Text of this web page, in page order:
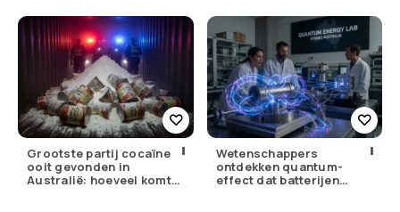
Grootste partij cocaïne
ooit gevonden in
Australië: hoeveel komt
Wetenschappers
ontdekken quantum-
effect dat batterijen